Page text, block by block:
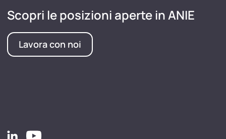
Scopri le posizioni aperte in ANIE
Lavora con noi